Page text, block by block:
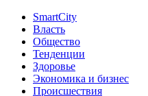
SmartCity
Власть
Общество
Тенденции
Здоровье
Экономика и бизнес
Происшествия